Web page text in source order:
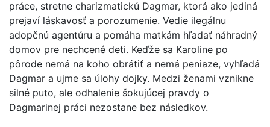
práce, stretne charizmatickú Dagmar, ktorá ako jediná
prejaví láskavosť a porozumenie. Vedie ilegálnu
adopčnú agentúru a pomáha matkám hľadať náhradný
domov pre nechcené deti. Keďže sa Karoline po
pôrode nemá na koho obrátiť a nemá peniaze, vyhľadá
Dagmar a ujme sa úlohy dojky. Medzi ženami vznikne
silné puto, ale odhalenie šokujúcej pravdy o
Dagmarinej práci nezostane bez následkov.